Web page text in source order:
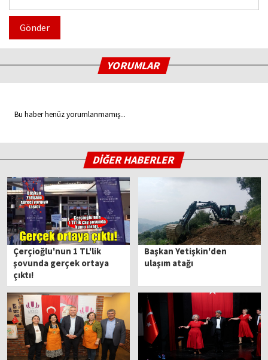
Gönder
YORUMLAR
Bu haber henüz yorumlanmamış...
DİĞER HABERLER
Çerçioğlu'nun 1 TL'lik
şovunda gerçek ortaya
çıktı!
Başkan Yetişkin'den
ulaşım atağı